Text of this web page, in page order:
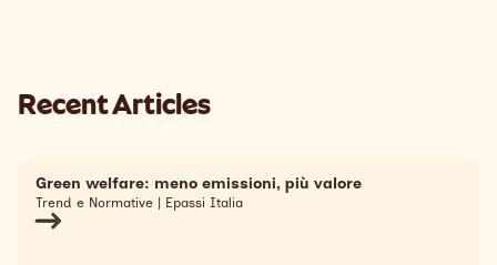
Recent Articles
Green welfare: meno emissioni, più valore
Trend e Normative | Epassi Italia